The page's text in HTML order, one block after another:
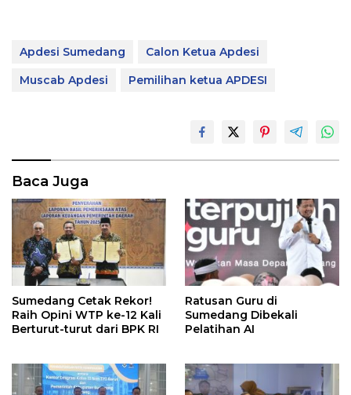
Apdesi Sumedang
Calon Ketua Apdesi
Muscab Apdesi
Pemilihan ketua APDESI
Baca Juga
Sumedang Cetak Rekor!
Raih Opini WTP ke-12 Kali
Berturut-turut dari BPK RI
Ratusan Guru di
Sumedang Dibekali
Pelatihan AI